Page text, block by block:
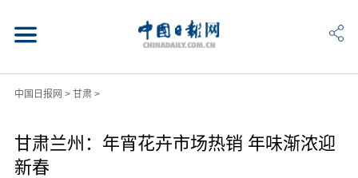
中国日报网 > 甘肃>
甘肃兰州：年宵花卉市场热销 年味渐浓迎
新春